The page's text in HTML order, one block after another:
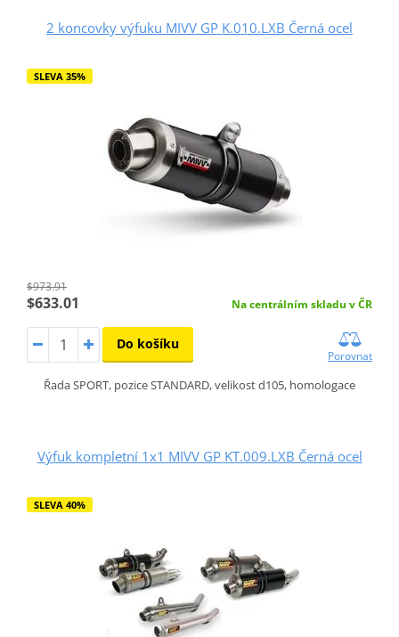
2 koncovky výfuku MIVV GP K.010.LXB Černá ocel
SLEVA 35%
$973.91
$633.01 Na centrálním skladu v ČR
Do košíku
Porovnat
Řada SPORT, pozice STANDARD, velikost d105, homologace
Výfuk kompletní 1x1 MIVV GP KT.009.LXB Černá ocel
SLEVA 40%